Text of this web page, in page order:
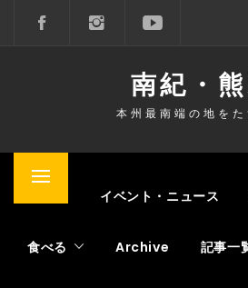
ス
ッ
南紀・
本州最南端の地をた
メ
メ
イベント・ニュース
食べる Archive 記事一